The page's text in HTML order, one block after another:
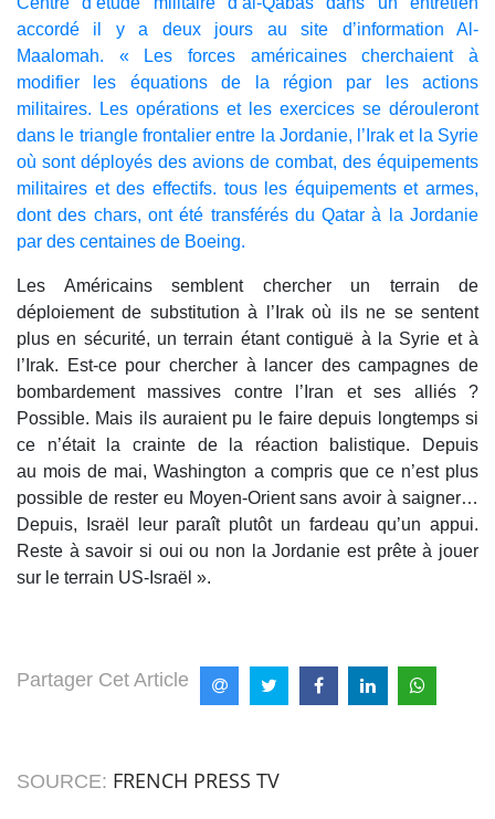
accordé il y a deux jours au site d’information Al-
Maalomah. « Les forces américaines cherchaient à
modifier les équations de la région par les actions
militaires. Les opérations et les exercices se dérouleront
dans le triangle frontalier entre la Jordanie, l’Irak et la Syrie
où sont déployés des avions de combat, des équipements
militaires et des effectifs. tous les équipements et armes,
dont des chars, ont été transférés du Qatar à la Jordanie
par des centaines de Boeing.
Les Américains semblent chercher un terrain de
déploiement de substitution à l’Irak où ils ne se sentent
plus en sécurité, un terrain étant contiguë à la Syrie et à
l’Irak. Est-ce pour chercher à lancer des campagnes de
bombardement massives contre l’Iran et ses alliés ?
Possible. Mais ils auraient pu le faire depuis longtemps si
ce n’était la crainte de la réaction balistique. Depuis
au mois de mai, Washington a compris que ce n’est plus
possible de rester eu Moyen-Orient sans avoir à saigner…
Depuis, Israël leur paraît plutôt un fardeau qu’un appui.
Reste à savoir si oui ou non la Jordanie est prête à jouer
sur le terrain US-Israël ».
Partager Cet Article
SOURCE: FRENCH PRESS TV